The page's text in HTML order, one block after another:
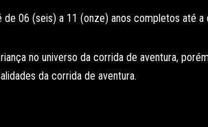
06 (seis) a 11 (onze) anos completos até a
no universo da corrida de aventura,
da corrida de aventura.